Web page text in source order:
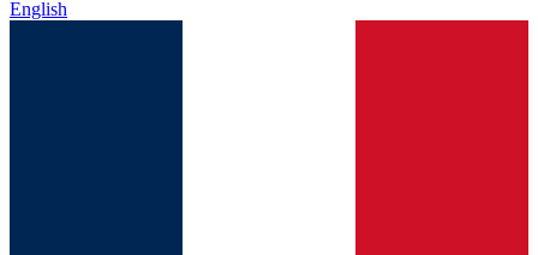
English